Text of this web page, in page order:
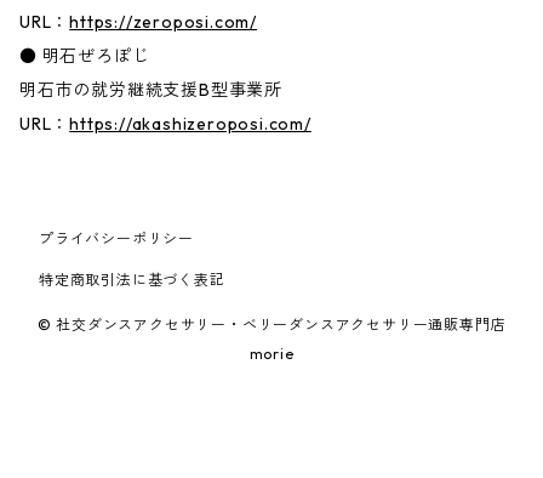
URL：https://zeroposi.com/
● 明石ぜろぽじ
明石市の就労継続支援B型事業所
URL：https://akashizeroposi.com/
プライバシーポリシー
特定商取引法に基づく表記
© 社交ダンスアクセサリー・ベリーダンスアクセサリー通販専門店
morie